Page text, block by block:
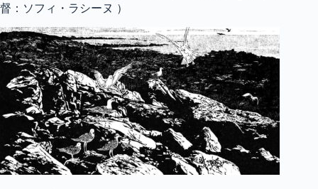
督：ソフィ・ラシーヌ ）